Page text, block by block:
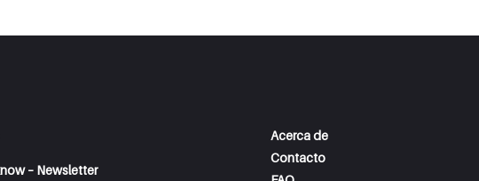
– Newsletter
Acerca de
Contacto